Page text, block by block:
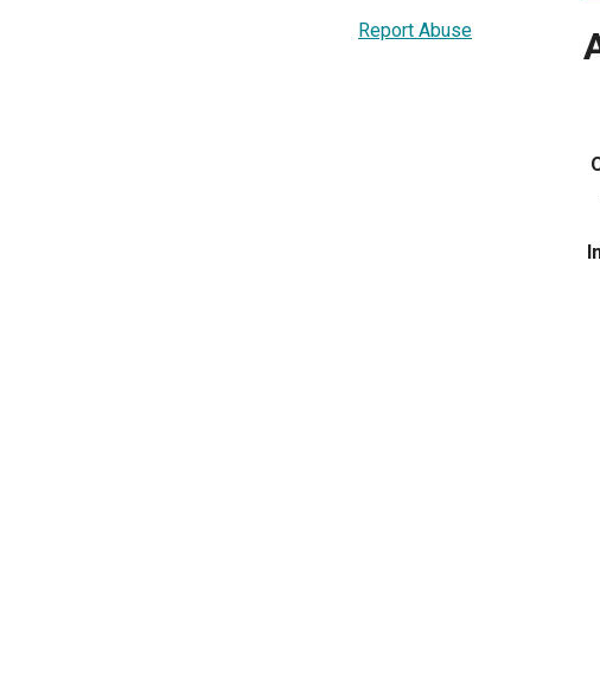
Report Abuse